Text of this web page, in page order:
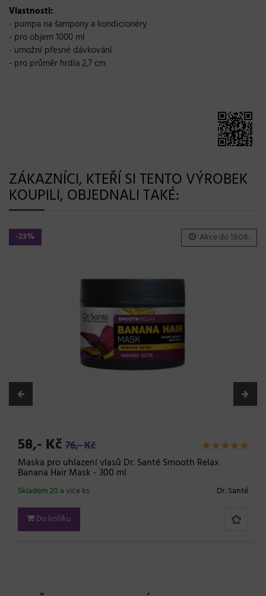
Vlastnosti:
- pumpa na šampony a kondicionéry
- pro objem 1000 ml
- umožní přesné dávkování
- pro průměr hrdla 2,7 cm
ZÁKAZNÍCI, KTEŘÍ SI TENTO VÝROBEK
KOUPILI, OBJEDNALI TAKÉ:
-23% Akce do19.08.
58,- Kč 76,- Kč
Maska pro uhlazení vlasů Dr. Santé Smooth Relax
Banana Hair Mask - 300 ml
Dr. Santé
Skladem 20 a více ks
Do košíku